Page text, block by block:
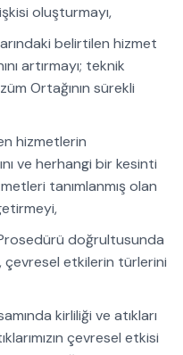
oluşturmayı,
belirtilen hizmet
artırmayı; teknik
Ortağının sürekli
hizmetlerin
ve herhangi bir kesinti
tanımlanmış olan
doğrultusunda
çevresel etkilerin türlerini
kirliliği ve atıkları
çevresel etkisi